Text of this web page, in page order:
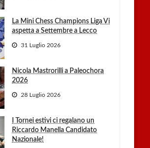
La Mini Chess Champions Liga Vi
aspetta a Settembre a Lecco
31 Luglio 2026
Nicola Mastrorilli a Paleochora
2026
28 Luglio 2026
I Tornei estivi ci regalano un
Riccardo Manella Candidato
Nazionale!